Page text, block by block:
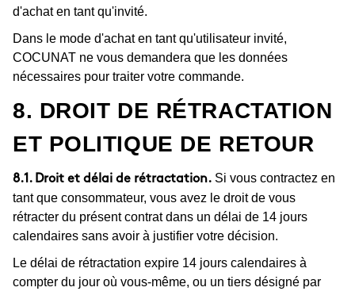
d'achat en tant qu'invité.
Dans le mode d'achat en tant qu'utilisateur invité,
COCUNAT ne vous demandera que les données
nécessaires pour traiter votre commande.
8. DROIT DE RÉTRACTATION
ET POLITIQUE DE RETOUR
8.1. Droit et délai de rétractation. Si vous contractez en
tant que consommateur, vous avez le droit de vous
rétracter du présent contrat dans un délai de 14 jours
calendaires sans avoir à justifier votre décision.
Le délai de rétractation expire 14 jours calendaires à
compter du jour où vous-même, ou un tiers désigné par